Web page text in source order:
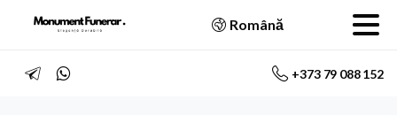
Română
+373 79 088 152